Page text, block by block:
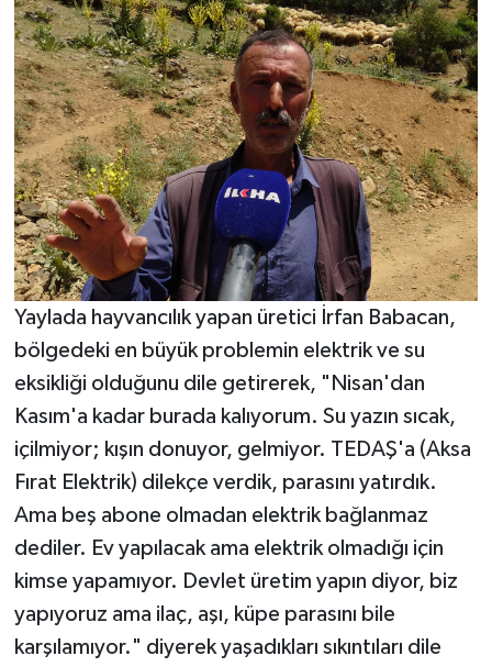
Yaylada hayvancılık yapan üretici İrfan Babacan,
bölgedeki en büyük problemin elektrik ve su
eksikliği olduğunu dile getirerek, "Nisan'dan
Kasım'a kadar burada kalıyorum. Su yazın sıcak,
içilmiyor; kışın donuyor, gelmiyor. TEDAŞ'a (Aksa
Fırat Elektrik) dilekçe verdik, parasını yatırdık.
Ama beş abone olmadan elektrik bağlanmaz
dediler. Ev yapılacak ama elektrik olmadığı için
kimse yapamıyor. Devlet üretim yapın diyor, biz
yapıyoruz ama ilaç, aşı, küpe parasını bile
karşılamıyor." diyerek yaşadıkları sıkıntıları dile